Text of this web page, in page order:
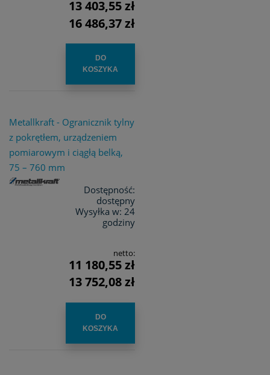
13 403,55 zł
16 486,37 zł
DO
KOSZYKA
Metallkraft - Ogranicznik tylny
z pokrętłem, urządzeniem
pomiarowym i ciągłą belką,
75 – 760 mm
Dostępność:
dostępny
Wysyłka w: 24
godziny
netto:
11 180,55 zł
13 752,08 zł
DO
KOSZYKA